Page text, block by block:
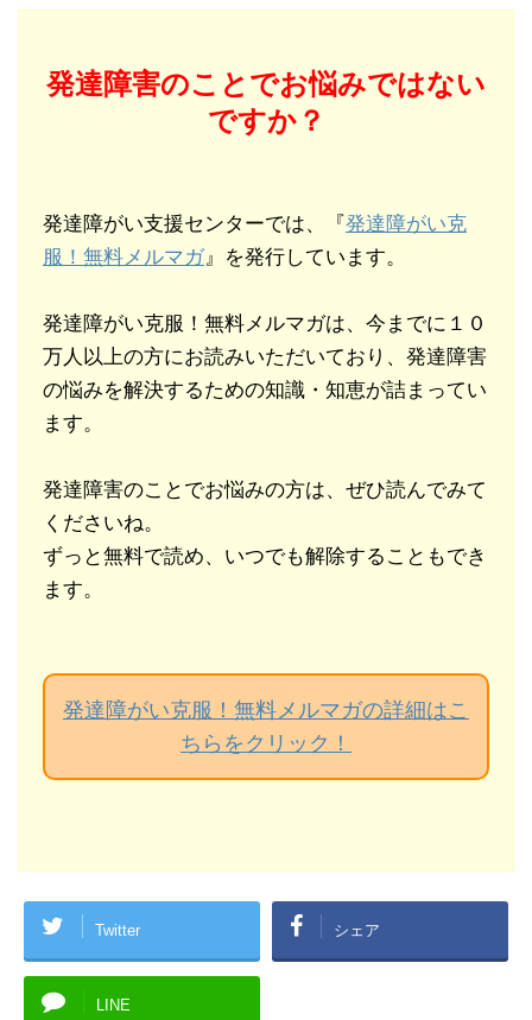
発達障害のことでお悩みではない
ですか？
発達障がい支援センターでは、『発達障がい克
服！無料メルマガ』を発行しています。
発達障がい克服！無料メルマガは、今までに１０
万人以上の方にお読みいただいており、発達障害
の悩みを解決するための知識・知恵が詰まってい
ます。
発達障害のことでお悩みの方は、ぜひ読んでみて
くださいね。
ずっと無料で読め、いつでも解除することもでき
ます。
発達障がい克服！無料メルマガの詳細はこ
ちらをクリック！
Twitter シェア
LINE